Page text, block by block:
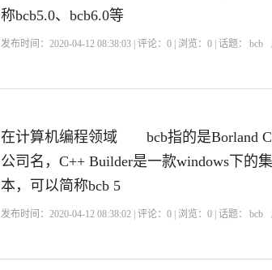
称bcb5.0、bcb6.0等
发布时间：2020-04-12 08:38:03 | 评论：0 | 浏览：0 | 话题： bcb
在计算机编程领域 bcb指的是Borland
公司名，C++ Builder是一款windows下
本，可以简称bcb 5
发布时间：2020-04-12 08:38:02 | 评论：0 | 浏览：0 | 话题： bcb